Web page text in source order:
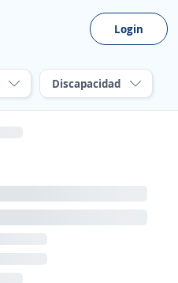
Login
Discapacidad